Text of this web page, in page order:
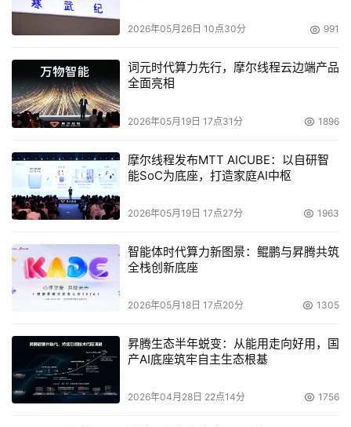
2026年05月26日 10点30分 991
词元时代算力先行，摩尔线程云边端产品
全面亮相
2026年05月19日 17点31分 1896
摩尔线程发布MTT AICUBE：以自研智
能SoC为底座，打造家庭AI中枢
2026年05月19日 17点27分 1963
智能体时代算力新图景：鲲鹏与昇腾共筑
全栈创新底座
2026年05月18日 17点20分 1305
昇腾生态半年蜕变：从能用走向好用，国
产AI底座筑牢自主生态根基
2026年04月28日 22点14分 1756